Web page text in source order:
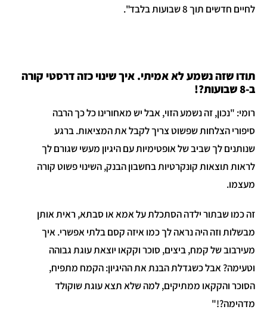
לחיים חדשים תוך 8 שבועות בלבד".
תודו שזה נשמע לא אמיתי. איך שינוי כזה דרסטי קורה
ב-8 שבועות?!
רומי: "נכון, זה נשמע הזוי, אבל יש מאחורינו כל כך הרבה
סיפורי הצלחות שפשוט צריך לקבל את המציאות. ברגע
שנותנים לך שביב של אופטימיות עם היגיון מעשי שגורם לך
לראות תוצאות קונקרטיות בחשבון הבנק, השינוי פשוט קורה
מעצמו.
זה כמו שבתור ילדה הסתכלת על אמא או סבתא, ראית אותן
מבשלות וזה היה נראה לך כמו איזה קסם בלתי אפשרי. איך
מעירבוב של קמח, ביצים, סוכר וקקאו יוצאת עוגת גבוהה
וטעימה? אבל כשגדלת הבנת את ההיגיון: הקמח מתפיח,
הסוכר והקקאו ממתיקים, למה שלא תצא עוגת שוקולד
מדהימה?!"